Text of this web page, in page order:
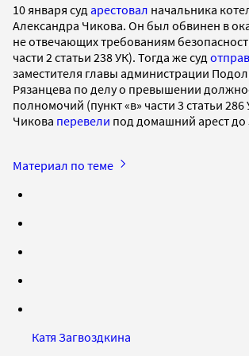
10 января суд арестовал начальника
Александра Чикова. Он был обвинен в
не отвечающих требованиям
части 2 статьи 238 УК). Тогда же суд
заместителя главы администрации
Рязанцева по делу о превышении
полномочий (пункт «в» части 3 статьи 286
Чикова перевели под домашний арест до
Материал по теме
Катя Загвоздкина